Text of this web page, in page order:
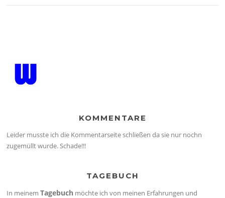
KOMMENTARE
Leider musste ich die Kommentarseite schließen da sie nur nochn
zugemüllt wurde. Schade!!!
TAGEBUCH
In meinemTagebuch möchte ich von meinen Erfahrungen und